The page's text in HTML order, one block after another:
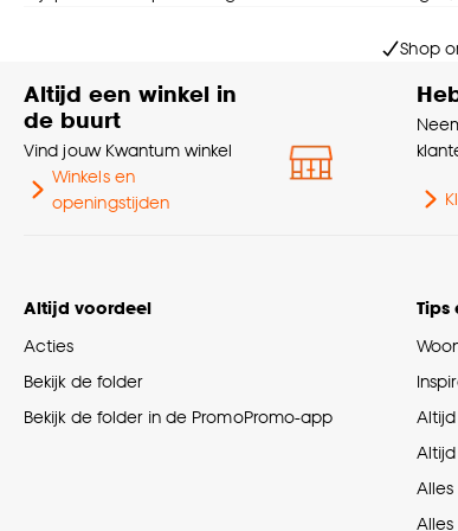
Shop
Altijd een winkel in
de buurt
Vind jouw Kwantum winkel
Winkels en
openingstijden
Altijd voordeel
Acties
Bekijk de folder
Bekijk de folder in de PromoPromo-app
Tips